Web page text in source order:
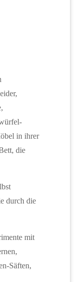
in ihrer
die
durch die
mit
Säften,